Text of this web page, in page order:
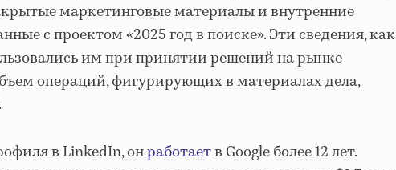
маркетинговые материалы и внутренние
с проектом «2025 год в поиске». Эти сведения, как
им при принятии решений на рынке
операций, фигурирующих в материалах дела,
в LinkedIn, онработаетв Google более 12 лет.